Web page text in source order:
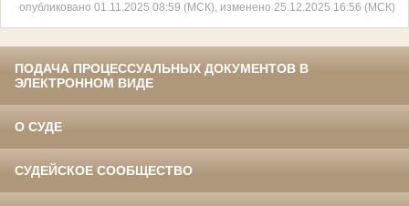
опубликовано 01.11.2025 08:59 (МСК), изменено 25.12.2025 16:56 (МСК)
ПОДАЧА ПРОЦЕССУАЛЬНЫХ ДОКУМЕНТОВ В
ЭЛЕКТРОННОМ ВИДЕ
О СУДЕ
СУДЕЙСКОЕ СООБЩЕСТВО